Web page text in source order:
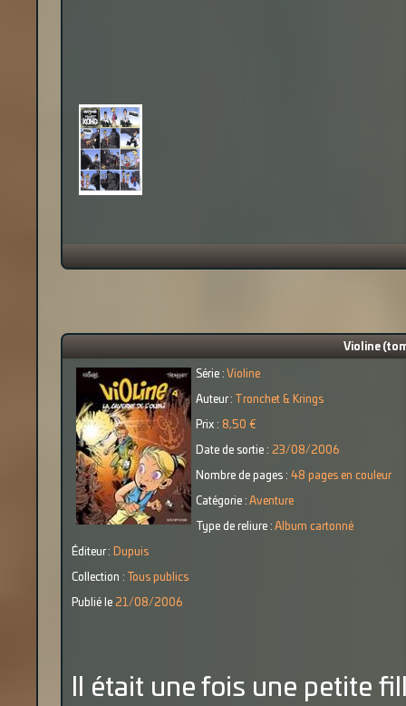
Violine
Série : Violine
Auteur : Tronchet & Krings
Prix : 8,50 €
Date de sortie : 23/08/2006
Nombre de pages : 48 pages en couleur
Catégorie : Aventure
Type de reliure : Album cartonné
Éditeur : Dupuis
Collection : Tous publics
Publié le 21/08/2006
Il était une fois une petite